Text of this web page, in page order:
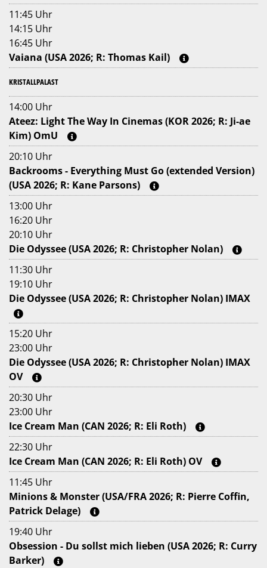
11:45 Uhr
14:15 Uhr
16:45 Uhr
Vaiana (USA 2026; R: Thomas Kail)
KRISTALLPALAST
14:00 Uhr
Ateez: Light The Way In Cinemas (KOR 2026; R: Ji-ae
Kim) OmU
20:10 Uhr
Backrooms - Everything Must Go (extended Version)
(USA 2026; R: Kane Parsons)
13:00 Uhr
16:20 Uhr
20:10 Uhr
Die Odyssee (USA 2026; R: Christopher Nolan)
11:30 Uhr
19:10 Uhr
Die Odyssee (USA 2026; R: Christopher Nolan) IMAX
15:20 Uhr
23:00 Uhr
Die Odyssee (USA 2026; R: Christopher Nolan) IMAX
OV
20:30 Uhr
23:00 Uhr
Ice Cream Man (CAN 2026; R: Eli Roth)
22:30 Uhr
Ice Cream Man (CAN 2026; R: Eli Roth) OV
11:45 Uhr
Minions & Monster (USA/FRA 2026; R: Pierre Coffin,
Patrick Delage)
19:40 Uhr
Obsession - Du sollst mich lieben (USA 2026; R: Curry
Barker)